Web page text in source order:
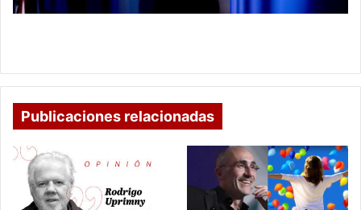
nuevo
Publicaciones relacionadas